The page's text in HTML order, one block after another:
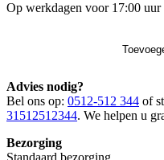
Op werkdagen voor 17:00
Advies nodig?
Bel ons op: 0512-512 344 of
31512512344. We helpen u
Bezorging
Standaard bezorging